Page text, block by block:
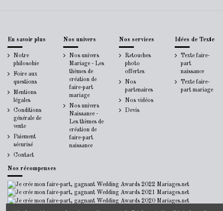
En savoir plus
Notre
philosohie
Foire aux
questions
Mentions
légales
Conditions
générale de
vente
Paiement
sécurisé
Contact
Nos univers
Nos univers
Mariage - Les
thèmes de
création de
faire-part
mariage
Nos univers
Naissance -
Les thèmes de
création de
faire-part
naissance
Nos services
Retouches
photo
offertes
Nos
partenaires
Nos vidéos
Devis
Idées de Texte
Texte faire-
part
naissance
Texte faire-
part mariage
Nos récompenses